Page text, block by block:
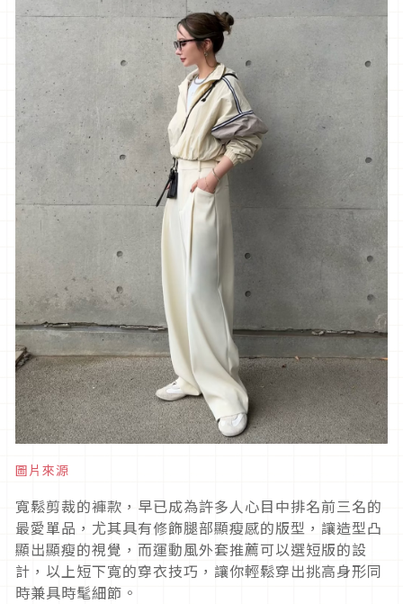
圖片來源
寬鬆剪裁的褲款，早已成為許多人心目中排名前三名的
最愛單品，尤其具有修飾腿部顯瘦感的版型，讓造型凸
顯出顯瘦的視覺，而運動風外套推薦可以選短版的設
計，以上短下寬的穿衣技巧，讓你輕鬆穿出挑高身形同
時兼具時髦細節。